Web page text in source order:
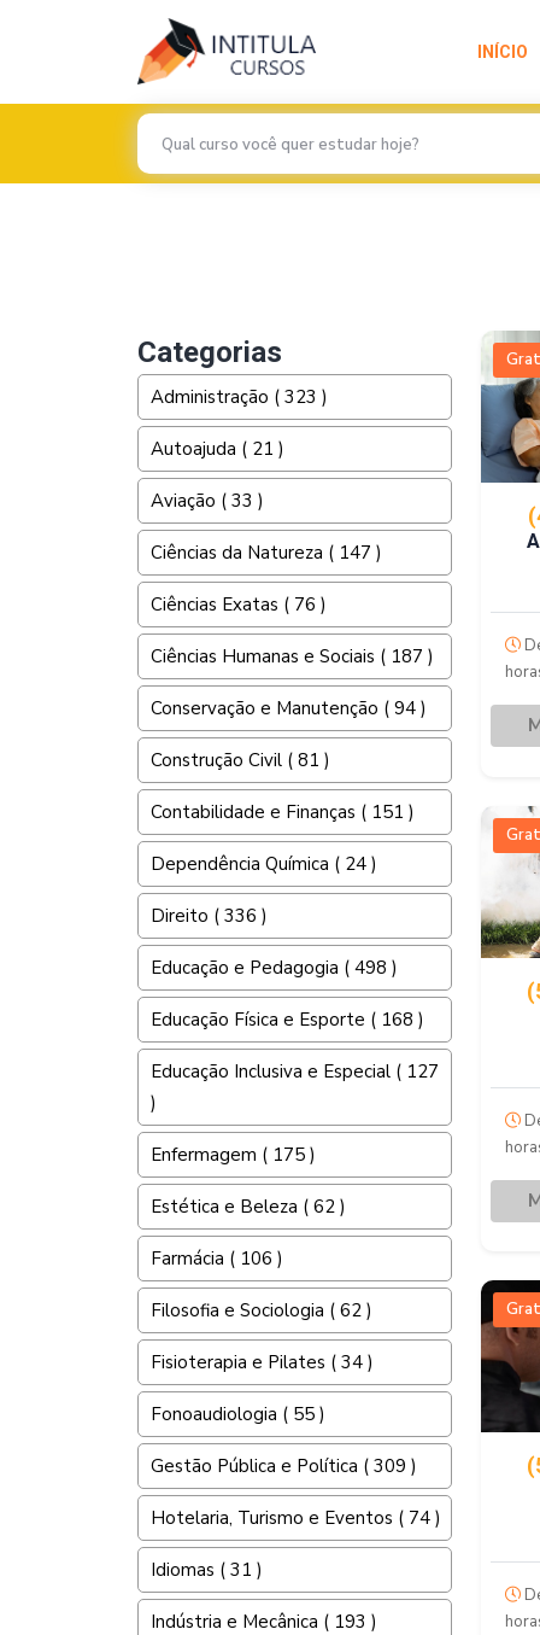
INÍCIO
Categorias
Administração ( 323 )
Autoajuda ( 21 )
Aviação ( 33 )
Ciências da Natureza ( 147 )
Ciências Exatas ( 76 )
Ciências Humanas e Sociais ( 187 )
Conservação e Manutenção ( 94 )
Construção Civil ( 81 )
Contabilidade e Finanças ( 151 )
Dependência Química ( 24 )
Direito ( 336 )
Educação e Pedagogia ( 498 )
Educação Física e Esporte ( 168 )
Educação Inclusiva e Especial ( 127
)
Enfermagem ( 175 )
Estética e Beleza ( 62 )
Farmácia ( 106 )
Filosofia e Sociologia ( 62 )
Fisioterapia e Pilates ( 34 )
Fonoaudiologia ( 55 )
Gestão Pública e Política ( 309 )
Hotelaria, Turismo e Eventos ( 74 )
Idiomas ( 31 )
Indústria e Mecânica ( 193 )